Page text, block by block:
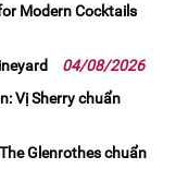
Modern Cocktails
04/08/2026
Vị Sherry chuẩn
Glenrothes chuẩn